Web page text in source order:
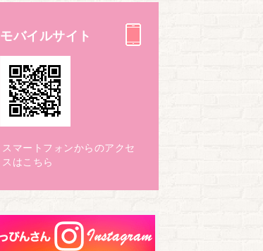
モバイルサイト
スマートフォンからのアクセ
スはこちら